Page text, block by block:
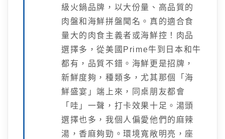
級火鍋品牌，以大份量、高品質的
肉盤和海鮮拼盤聞名。真的適合食
量大的肉食主義者或海鮮控！肉品
選擇多，從美國Prime牛到日本和牛
都有，品質不錯。海鮮更是招牌，
新鮮度夠，種類多，尤其那個「海
鮮盛宴」端上來，同桌朋友都會
「哇」一聲，打卡效果十足。湯頭
選擇也多，我個人偏愛他們的麻辣
湯，香麻夠勁。環境寬敞明亮，座